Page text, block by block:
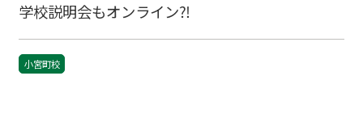
学校説明会もオンライン⁈
小宮町校